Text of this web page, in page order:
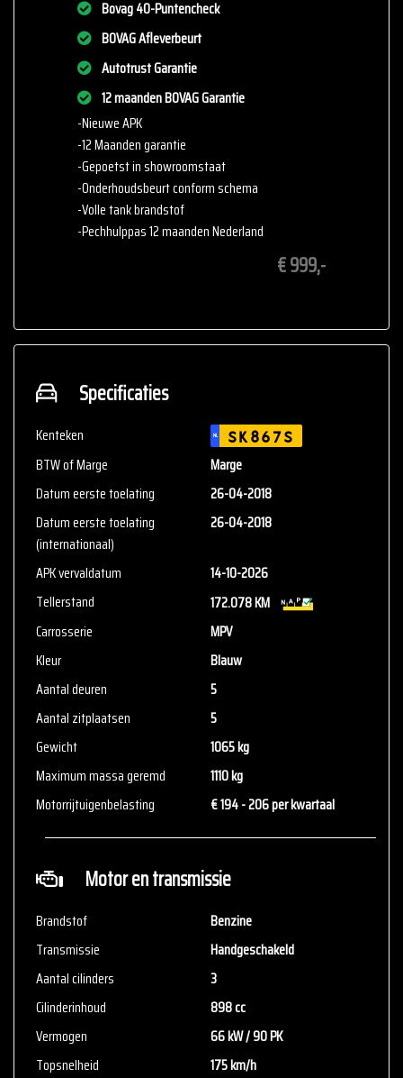
advertentie correct weer te geven. Er kunnen echter geen rechten
worden ontleend aan de verstrekte informatie in de advertentie.
Vertrouw niet alleen op deze informatie maar controleer altijd
zouden kunnen beïnvloeden. Neem contact op met de verkoper
voor aanvullende vragen.
Bovag 40-Puntencheck
BOVAG Afleverbeurt
Autotrust Garantie
12 maanden BOVAG Garantie
-Nieuwe APK
-12 Maanden garantie
-Gepoetst in showroomstaat
-Onderhoudsbeurt conform schema
-Volle tank brandstof
-Pechhulppas 12 maanden Nederland
€ 999,-
Specificaties
Kenteken NL SK867S
BTW of Marge
Marge
Datum eerste toelating
26-04-2018
Datum eerste toelating
(internationaal)
26-04-2018
APK vervaldatum
14-10-2026
Tellerstand
172.078 KM
Carrosserie
MPV
Kleur
Blauw
Aantal deuren
5
Aantal zitplaatsen
5
Gewicht
1065 kg
Maximum massa geremd
1110 kg
Motorrijtuigenbelasting
€ 194 - 206 per kwartaal
Motor en transmissie
Brandstof
Benzine
Transmissie
Handgeschakeld
Aantal cilinders
3
Cilinderinhoud
898 cc
Vermogen
66 kW / 90 PK
Topsnelheid
175 km/h